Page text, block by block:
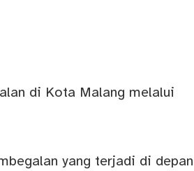
di Kota Malang melalui
yang terjadi di depan